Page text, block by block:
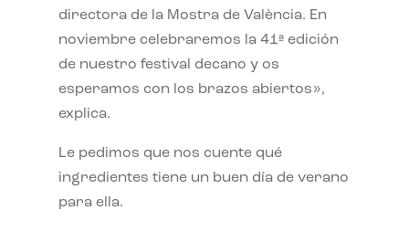
directora de la Mostra de València. En
noviembre celebraremos la 41ª edición
de nuestro festival decano y os
esperamos con los brazos abiertos»,
explica.
Le pedimos que nos cuente qué
ingredientes tiene un buen día de verano
para ella.